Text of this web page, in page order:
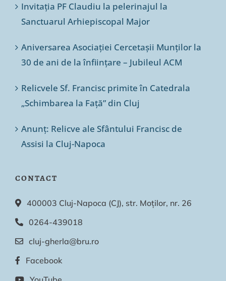
Invitația PF Claudiu la pelerinajul la
Sanctuarul Arhiepiscopal Major
Aniversarea Asociației Cercetașii Munților la
30 de ani de la înființare – Jubileul ACM
Relicvele Sf. Francisc primite în Catedrala
„Schimbarea la Față” din Cluj
Anunț: Relicve ale Sfântului Francisc de
Assisi la Cluj-Napoca
CONTACT
400003 Cluj-Napoca (CJ), str. Moților, nr. 26
0264-439018
cluj-gherla@bru.ro
Facebook